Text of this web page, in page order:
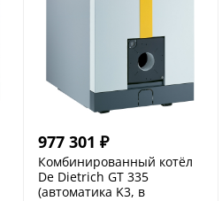
977 301 ₽
Комбинированный котёл
De Dietrich GT 335
(автоматика K3, в